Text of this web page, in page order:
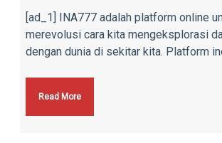
[ad_1] INA777 adalah platform online
merevolusi cara kita mengeksplorasi
dengan dunia di sekitar kita. Platform
Read More